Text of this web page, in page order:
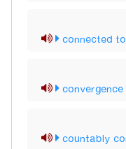
connected
countably